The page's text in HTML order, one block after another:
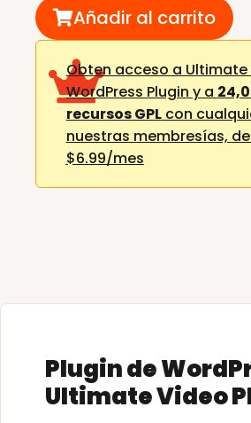
Añadir al carrito
Obten acceso a Ultimate
WordPress Plugin y a
recursos GPLcon
nuestras membresías,
$6.99/mes
Plugin de
Ultimate Video